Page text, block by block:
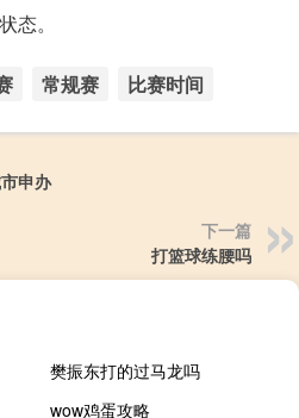
态。
常规赛 比赛时间
申办
下一篇
打篮球练腰吗
樊振东打的过马龙吗
wow鸡蛋攻略